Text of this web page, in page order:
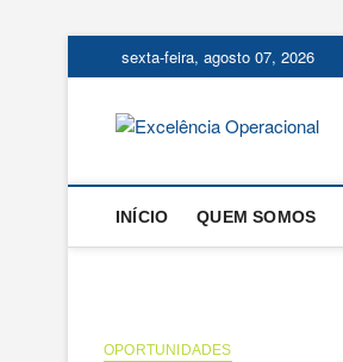
to
sexta-feira, agosto 07, 2026
INÍCIO QUEM SOMOS
OPORTUNIDADES